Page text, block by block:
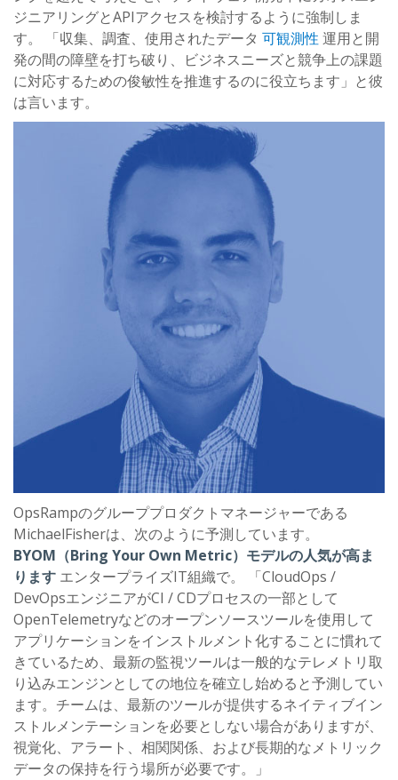
ジニアリングとAPIアクセスを検討するように強制しま
す。 「収集、調査、使用されたデータ 可観測性 運用と開
発の間の障壁を打ち破り、ビジネスニーズと競争上の課題
に対応するための俊敏性を推進するのに役立ちます」と彼
は言います。
OpsRampのグループプロダクトマネージャーである
MichaelFisherは、次のように予測しています。
BYOM（Bring Your Own Metric）モデルの人気が高ま
ります エンタープライズIT組織で。 「CloudOps /
DevOpsエンジニアがCI / CDプロセスの一部として
OpenTelemetryなどのオープンソースツールを使用して
アプリケーションをインストルメント化することに慣れて
きているため、最新の監視ツールは一般的なテレメトリ取
り込みエンジンとしての地位を確立し始めると予測してい
ます。チームは、最新のツールが提供するネイティブイン
ストルメンテーションを必要としない場合がありますが、
視覚化、アラート、相関関係、および長期的なメトリック
データの保持を行う場所が必要です。」